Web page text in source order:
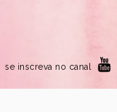
se inscreva no canal